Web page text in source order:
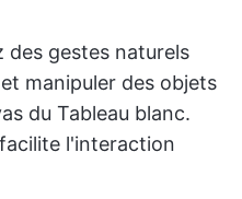
des gestes naturels
manipuler des objets
du Tableau blanc.
l'interaction